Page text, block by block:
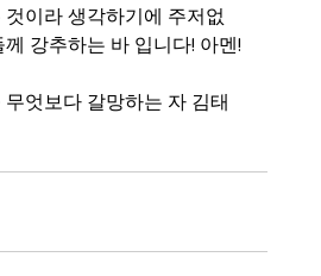
이라 생각하기에 주저없
강추하는 바 입니다! 아멘!
엇보다 갈망하는 자 김태